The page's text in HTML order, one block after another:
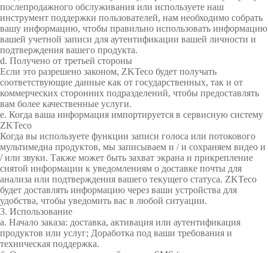
s
i
b
l
e
L
i
g
h
t
S
e
c
u
r
i
t
y
u
r
i
t
y
u
r
i
t
y
послепродажного обслуживания или используете наш
инструмент поддержки пользователей, нам необходимо собрать
вашу информацию, чтобы правильно использовать информацию
вашей учетной записи для аутентификации вашей личности и
подтверждения вашего продукта.
d. Получено от третьей стороны
Если это разрешено законом, ZKTeco будет получать
соответствующие данные как от государственных, так и от
коммерческих сторонних подразделений, чтобы предоставлять
вам более качественные услуги.
е. Когда ваша информация импортируется в сервисную систему
ZKTeco
Когда вы используете функции записи голоса или потокового
мультимедиа продуктов, мы записываем и / и сохраняем видео и
/ или звуки. Также может быть захват экрана и прикрепление
снятой информации к уведомлениям о доставке почты для
анализа или подтверждения вашего текущего статуса. ZKTeco
будет доставлять информацию через ваши устройства для
удобства, чтобы уведомить вас в любой ситуации.
3. Использование
а. Начало заказа: доставка, активация или аутентификация
продуктов или услуг; Доработка под ваши требования и
техническая поддержка.